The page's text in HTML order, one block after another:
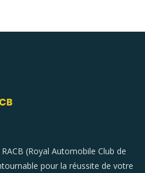
(Royal Automobile Club de
pour la réussite de votre